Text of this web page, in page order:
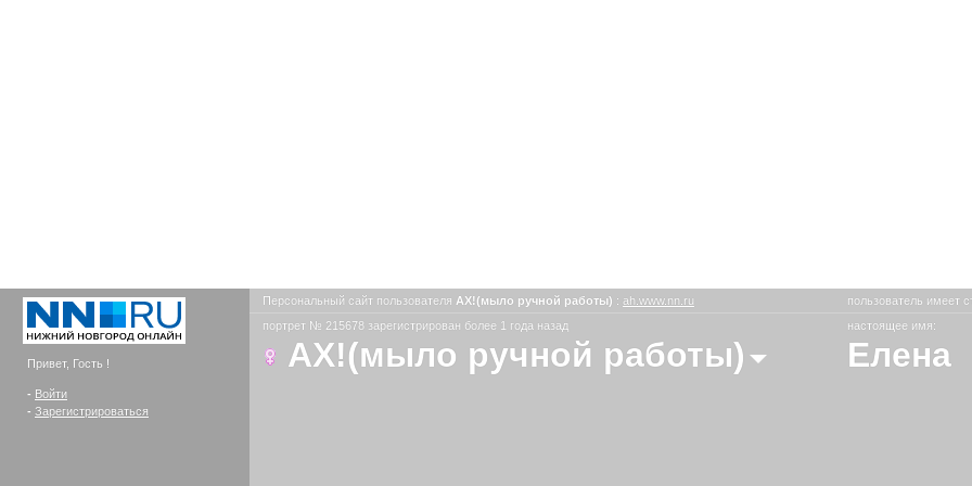
Привет, Гость !
- Войти
- Зарегистрироваться
Персональный сайт пользователя АХ!(мыло ручной работы) : ah.www.nn.ru пользователь имеет
портрет № 215678 зарегистрирован более 1 года назад
АХ!(мыло ручной работы)
настоящее имя:
Елена